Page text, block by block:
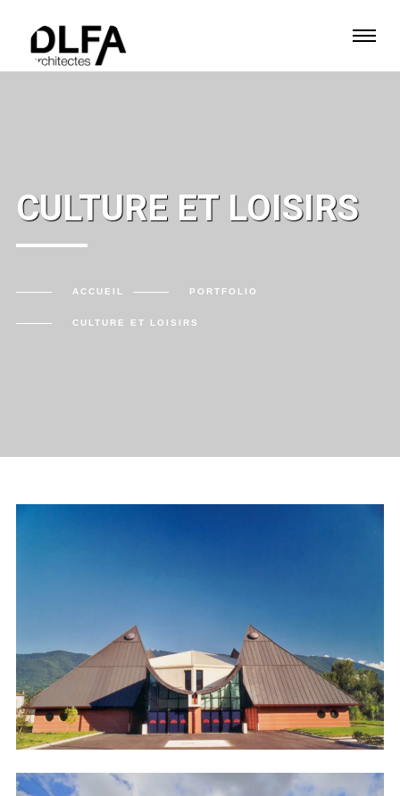
CULTURE ET LOISIRS
ACCUEIL PORTFOLIO
CULTURE ET LOISIRS